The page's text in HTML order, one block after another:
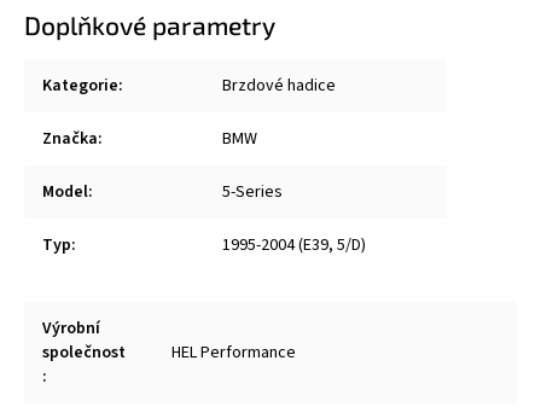
Doplňkové parametry
Kategorie: Brzdové hadice
Značka: BMW
Model: 5-Series
Typ: 1995-2004 (E39, 5/D)
Výrobní
společnost
:
HEL Performance